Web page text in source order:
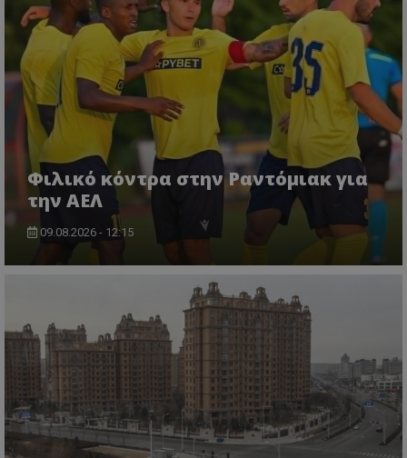
Φιλικό κόντρα στην Ραντόμιακ για
την ΑΕΛ
09.08.2026 - 12:15